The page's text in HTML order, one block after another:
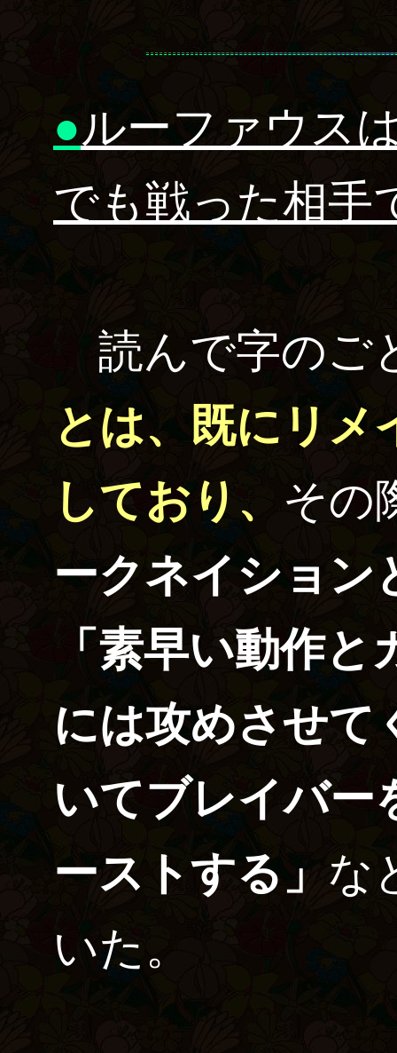
●ルーファウス
でも戦った相手
読んで字のご
とは、既にリメ
しており、 その
ークネイション
「素早い動作
には攻めさせて
いてブレイバー
ーストする」 な
いた。